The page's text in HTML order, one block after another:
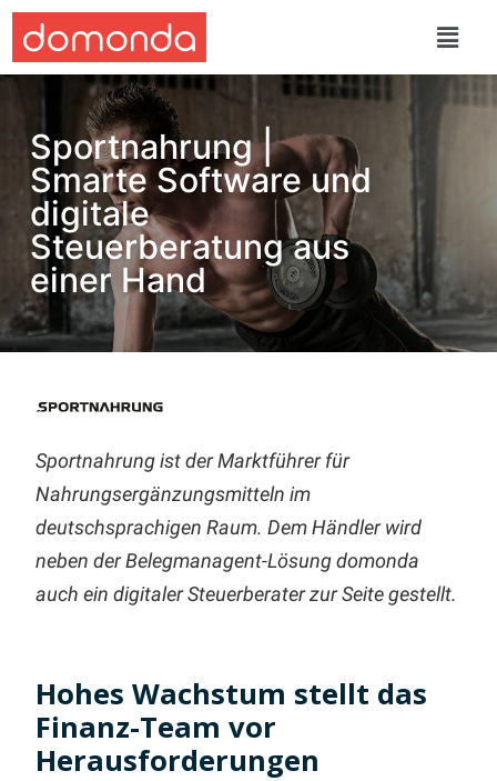
Sportnahrung |
Smarte Software und
digitale
Steuerberatung aus
einer Hand
Sportnahrung ist der Marktführer für
Nahrungsergänzungsmitteln im
deutschsprachigen Raum. Dem Händler wird
neben der Belegmanagent-Lösung domonda
auch ein digitaler Steuerberater zur Seite gestellt.
Hohes Wachstum stellt das
Finanz-Team vor
Herausforderungen